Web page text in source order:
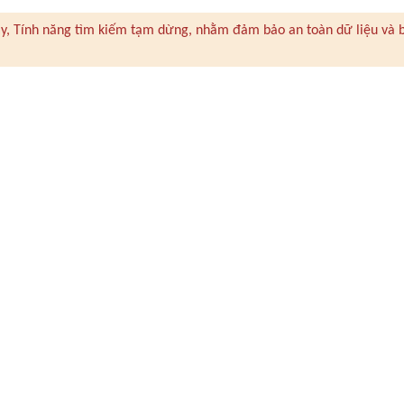
Tính năng tìm kiếm tạm dừng, nhằm đảm bảo an toàn dữ liệu và